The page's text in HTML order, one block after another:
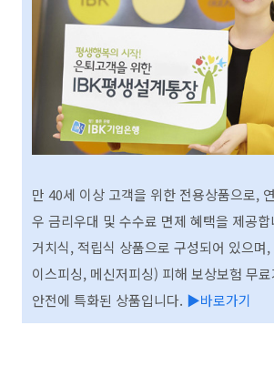
만 40세 이상 고객을 위한 전용상품으로,
우 금리우대 및 수수료 면제 혜택을 제공
거치식, 적립식 상품으로 구성되어 있으며
이스피싱, 메신저피싱) 피해 보상보험 무
안전에 특화된 상품입니다. ▶바로가기